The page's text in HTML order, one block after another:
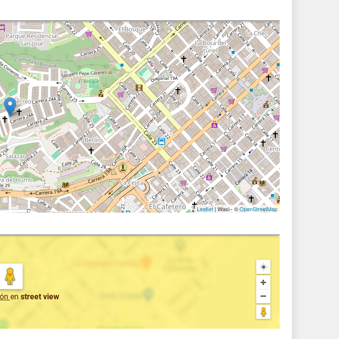
Leaflet| Wasi - ©OpenStreetMap
en street view